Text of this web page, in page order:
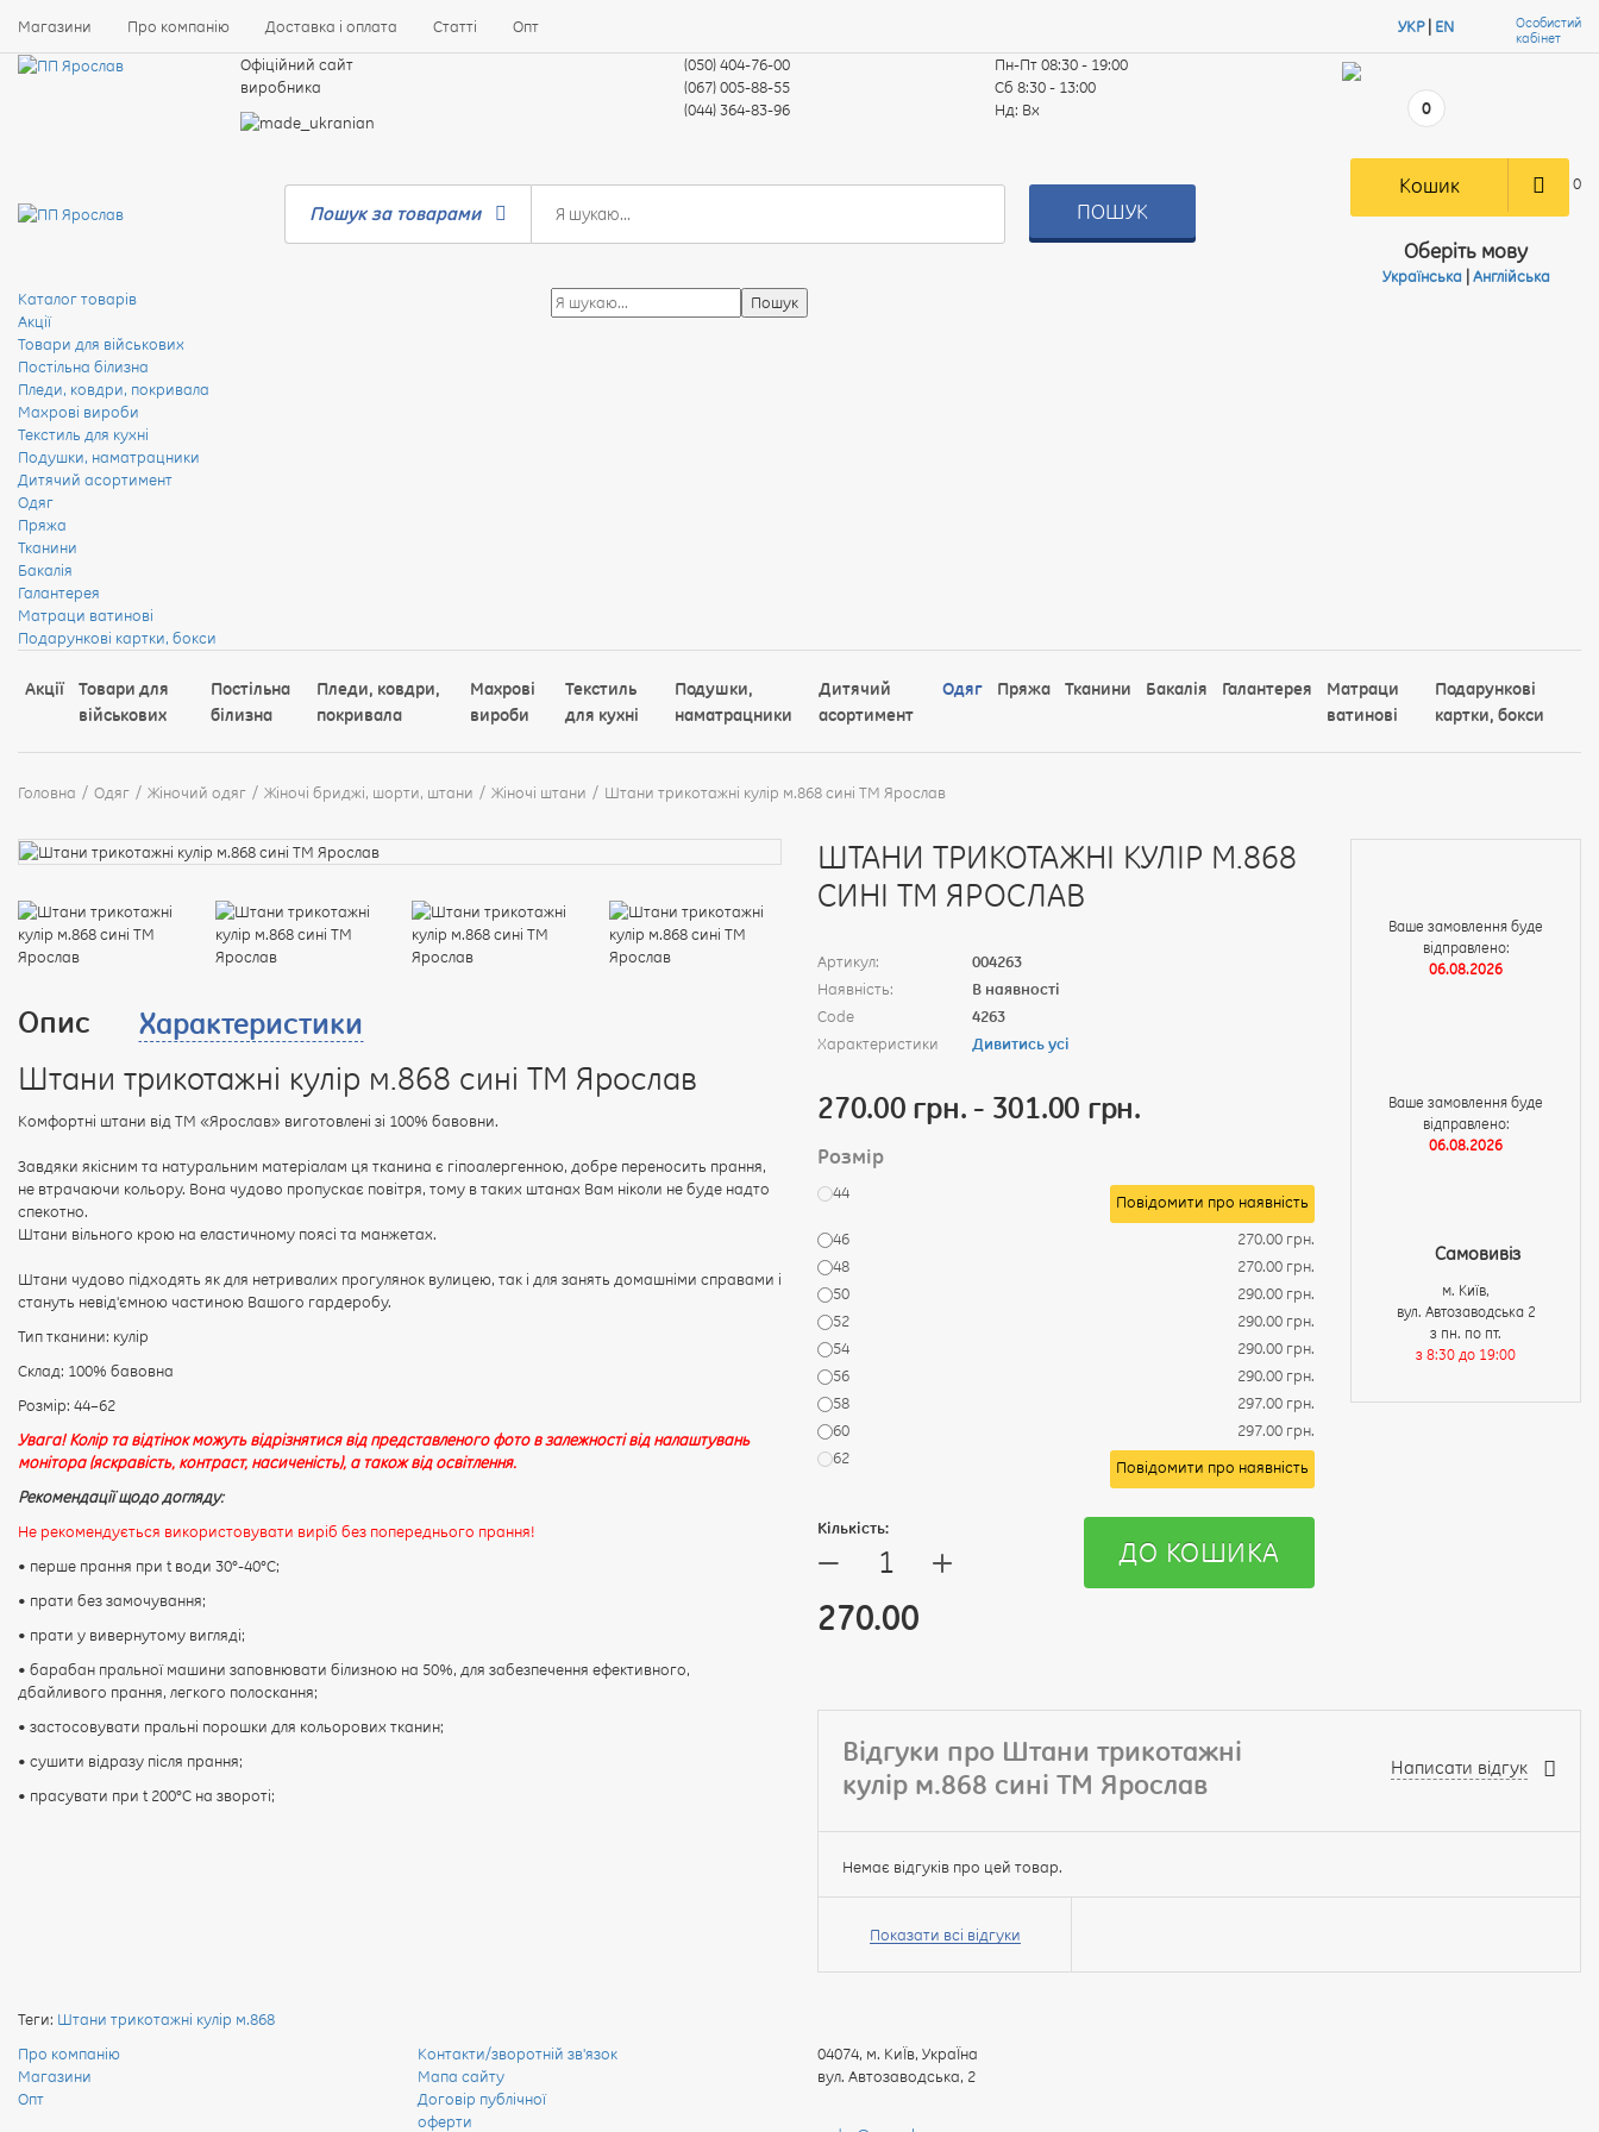
Магазини Про компанію Доставка і оплата Статті Опт УКР| EN
Особистий
кабінет
Офіційний сайт
виробника
(050) 404-76-00
(067) 005-88-55
(044) 364-83-96
Пн-Пт08:30 - 19:00
Сб8:30 - 13:00
Нд: Вх 0
Пошук за товарами ПОШУК
Кошик 0
Оберіть мову
Українська| Англійська
Каталог товарів
Акції
Товари для військових
Постільна білизна
Пледи, ковдри, покривала
Махрові вироби
Текстиль для кухні
Подушки, наматрацники
Дитячий асортимент
Одяг
Пряжа
Тканини
Бакалія
Галантерея
Матраци ватинові
Подарункові картки, бокси
Акції
Товари для
військових
Постільна
білизна
Пледи, ковдри,
покривала
Махрові
вироби
Текстиль
для кухні
Подушки,
наматрацники
Дитячий
асортимент
Одяг Пряжа Тканини Бакалія Галантерея
Матраци
ватинові
Подарункові
картки, бокси
Головна Одяг Жіночий одяг Жіночі бриджі, шорти, штани Жіночі штани Штани трикотажні кулір м.868 сині ТМ Ярослав
Опис Характеристики
Штани трикотажні кулір м.868 сині ТМ Ярослав
Комфортні штани від ТМ «Ярослав» виготовлені зі 100% бавовни.
Завдяки якісним та натуральним матеріалам ця тканина є гіпоалергенною, добре переносить прання,
не втрачаючи кольору. Вона чудово пропускає повітря, тому в таких штанах Вам ніколи не буде надто
спекотно.
Штани вільного крою на еластичному поясі та манжетах.
Штани чудово підходять як для нетривалих прогулянок вулицею, так і для занять домашніми справами і
стануть невід'ємною частиною Вашого гардеробу.
Тип тканини: кулір
Склад: 100% бавовна
Розмір: 44–62
Увага! Колір та відтінок можуть відрізнятися від представленого фото в залежності від налаштувань
монітора (яскравість, контраст, насиченість), а також від освітлення.
Рекомендації щодо догляду:
Не рекомендується використовувати виріб без попереднього прання!
• перше прання при t води 30°-40°C;
• прати без замочування;
• прати у вивернутому вигляді;
• барабан пральної машини заповнювати білизною на 50%, для забезпечення ефективного,
дбайливого прання, легкого полоскання;
• застосовувати пральні порошки для кольорових тканин;
• сушити відразу після прання;
• прасувати при t 200°С на звороті;
ШТАНИ ТРИКОТАЖНІ КУЛІР М.868
СИНІ ТМ ЯРОСЛАВ
Артикул:
004263
Наявність:
В наявності
Code
4263
Характеристики
Дивитись усі
270.00 грн. - 301.00 грн.
Розмір
44
Повідомити про наявність
46
270.00 грн.
48
270.00 грн.
50
290.00 грн.
52
290.00 грн.
54
290.00 грн.
56
290.00 грн.
58
297.00 грн.
60
297.00 грн.
62
Повідомити про наявність
Кількість:
— +
270.00
ДО КОШИКА
Ваше замовлення буде
відправлено:
06.08.2026
Ваше замовлення буде
відправлено:
06.08.2026
Самовивіз
м. Київ,
вул. Автозаводська 2
з пн. по пт.
з 8:30 до 19:00
Відгуки про Штани трикотажні
кулір м.868 сині ТМ Ярослав
Написати відгук
Немає відгуків про цей товар.
Ваше
відгук
Показати всі відгуки
Теги: Штани трикотажні кулір м.868
Про компанію
Магазини
Опт
Контакти/зворотній зв'язок
Мапа сайту
Договір публічної
оферти
04074, м. КиЇв, УкраЇна
вул. Автозаводська, 2